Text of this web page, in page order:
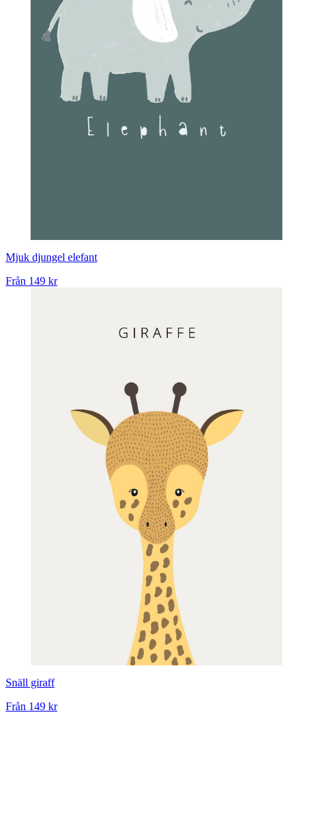
Mjuk djungel elefant
Från 149 kr
Snäll giraff
Från 149 kr